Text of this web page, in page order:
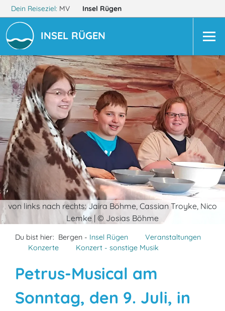
Dein Reiseziel: MV Insel Rügen
INSEL RÜGEN
von links nach rechts: Jaira Böhme, Cassian Troyke, Nico
Lemke | © Josias Böhme
Du bist hier: Bergen - Insel Rügen
Veranstaltungen
Konzerte
Konzert - sonstige Musik
Petrus-Musical am
Sonntag, den 9. Juli, in